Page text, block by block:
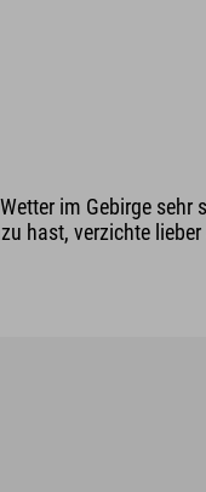
im Gebirge sehr
hast, verzichte